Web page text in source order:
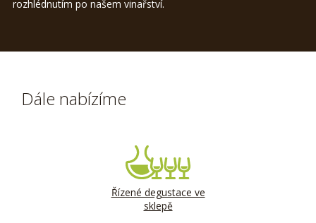
rozhlédnutím po našem vinařství.
Dále nabízíme
Řízené degustace ve
sklepě